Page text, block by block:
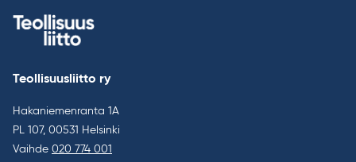
Teollisuusliitto ry
Hakaniemenranta 1A
PL 107, 00531 Helsinki
Vaihde 020 774 001